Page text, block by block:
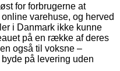
for forbrugerne at
varehuse, og herved
i Danmark ikke kunne
på en række af deres
også til voksne –
på levering uden